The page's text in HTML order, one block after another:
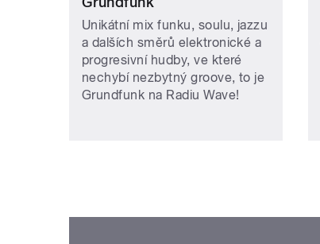
Unikátní mix funku, soulu, jazzu
a dalších směrů elektronické a
progresivní hudby, ve které
nechybí nezbytný groove, to je
Grundfunk na Radiu Wave!